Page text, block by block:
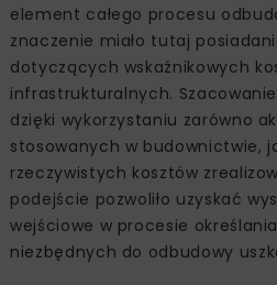
element całego procesu
znaczenie miało tutaj
dotyczących wskaźnikowych
infrastrukturalnych.
dzięki wykorzystaniu zarówno
stosowanych w budownictwie,
rzeczywistych kosztów
podejście pozwoliło uzyskać
wejściowe w procesie
niezbędnych do odbudowy